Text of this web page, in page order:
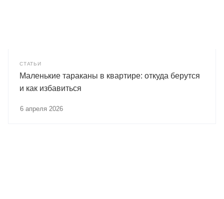
СТАТЬИ
Маленькие тараканы в квартире: откуда берутся
и как избавиться
6 апреля 2026